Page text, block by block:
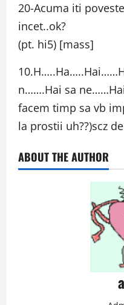
20-Acuma iti
incet..ok?
(pt. hi5) [mass]
n…….Hai sa
facem timp sa vb
la prostii uh??)scz
ABOUT THE AUTHOR